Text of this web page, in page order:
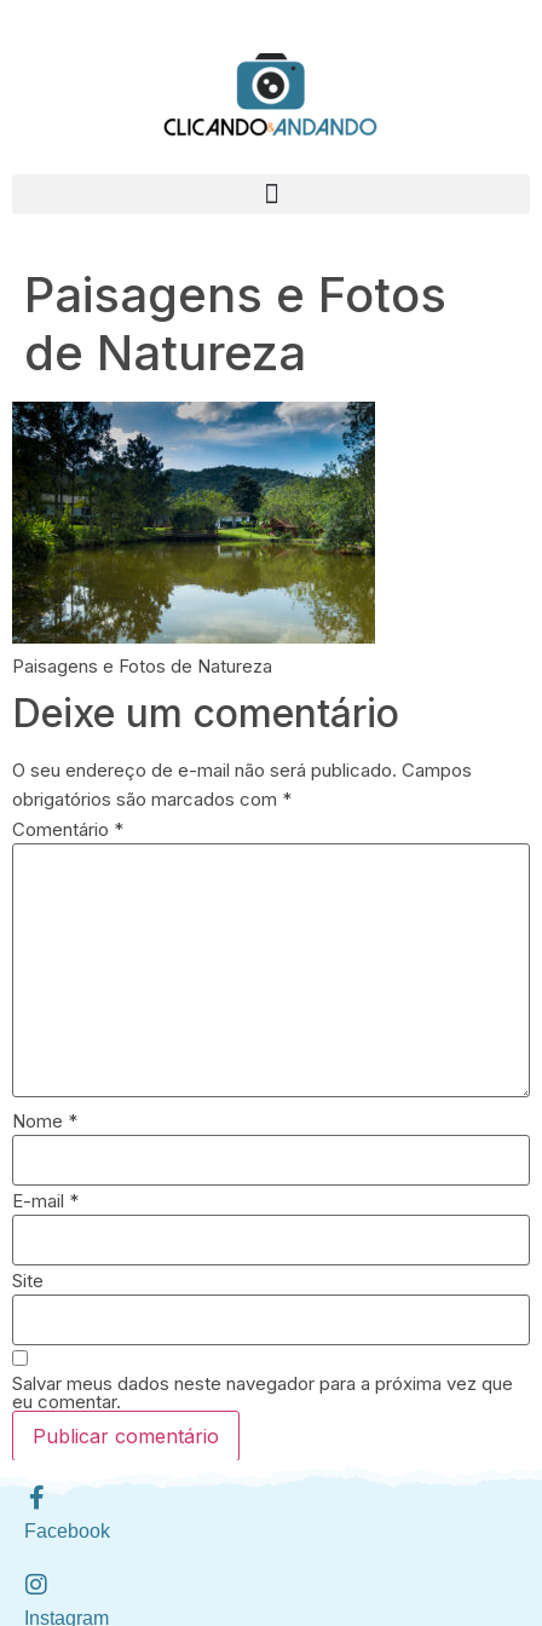
Paisagens e Fotos
de Natureza
Paisagens e Fotos de Natureza
Deixe um comentário
O seu endereço de e-mail não será publicado. Campos
obrigatórios são marcados com *
Comentário *
Nome *
E-mail *
Site
Salvar meus dados neste navegador para a próxima vez que
eu comentar.
Facebook
Instagram